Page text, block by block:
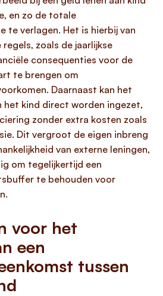
en zo de totale
te verlagen. Het is hierbij van
zoals de jaarlijkse
consequenties voor de
te brengen om
Daarnaast kan het
het kind direct worden ingezet,
zonder extra kosten zoals
Dit vergroot de eigen inbreng
van externe leningen,
om tegelijkertijd een
te behouden voor
voor het
een
tussen